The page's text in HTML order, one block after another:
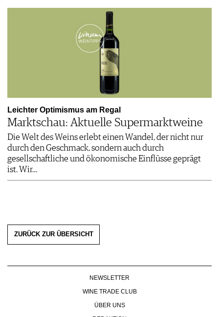
Leichter Optimismus am Regal
Marktschau: Aktuelle Supermarktweine
Die Welt des Weins erlebt einen Wandel, der nicht nur
durch den Geschmack, sondern auch durch
gesellschaftliche und ökonomische Einflüsse geprägt
ist. Wir…
ZURÜCK ZUR ÜBERSICHT
NEWSLETTER
WINE TRADE CLUB
ÜBER UNS